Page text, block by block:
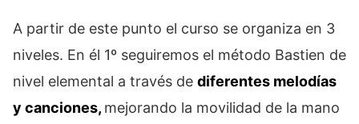
A partir de este punto el curso se organiza en 3
niveles. En él 1º seguiremos el método Bastien de
nivel elemental a través de diferentes melodías
y canciones, mejorando la movilidad de la mano